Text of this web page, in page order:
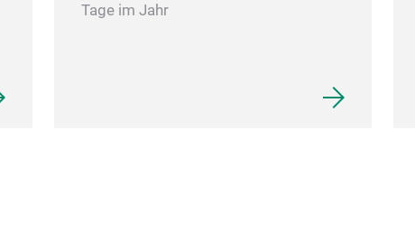
Tage im Jahr